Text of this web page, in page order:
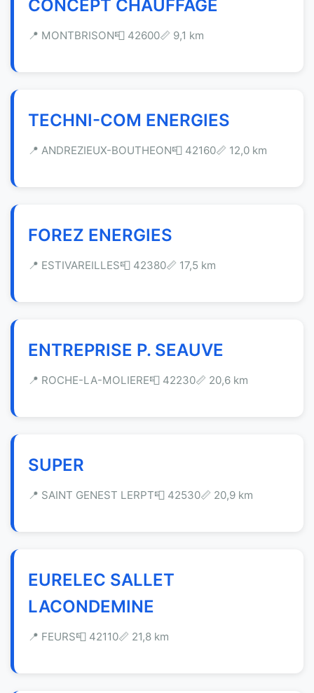
CONCEPT CHAUFFAGE
📍 MONTBRISON📮 42600📏 9,1 km
TECHNI-COM ENERGIES
📍 ANDREZIEUX-BOUTHEON📮 42160📏 12,0 km
FOREZ ENERGIES
📍 ESTIVAREILLES📮 42380📏 17,5 km
ENTREPRISE P. SEAUVE
📍 ROCHE-LA-MOLIERE📮 42230📏 20,6 km
SUPER
📍 SAINT GENEST LERPT📮 42530📏 20,9 km
EURELEC SALLET
LACONDEMINE
📍 FEURS📮 42110📏 21,8 km